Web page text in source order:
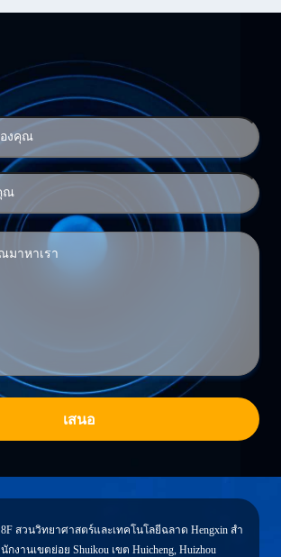
เสนอ
8F สวนวิทยาศาสตร์และเทคโนโลยีฉลาด Hengxin สํา
นักงานเขตย่อย Shuikou เขต Huicheng, Huizhou